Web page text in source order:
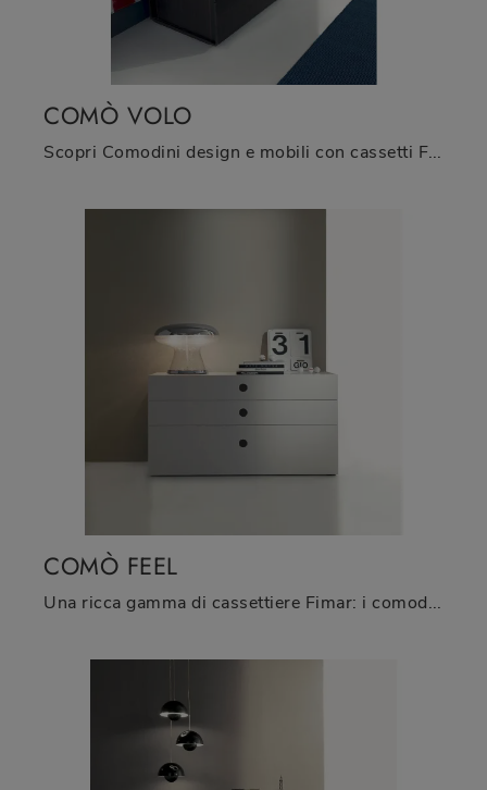
COMÒ VOLO
Scopri Comodini design e mobili con cassetti Fimar! Il modello Comò Volo costruito in legno è la soluzione ottimale.
COMÒ FEEL
Una ricca gamma di cassettiere Fimar: i comodini design in laccato opaco, come Comò Feel, sono tra le proposte più belle.